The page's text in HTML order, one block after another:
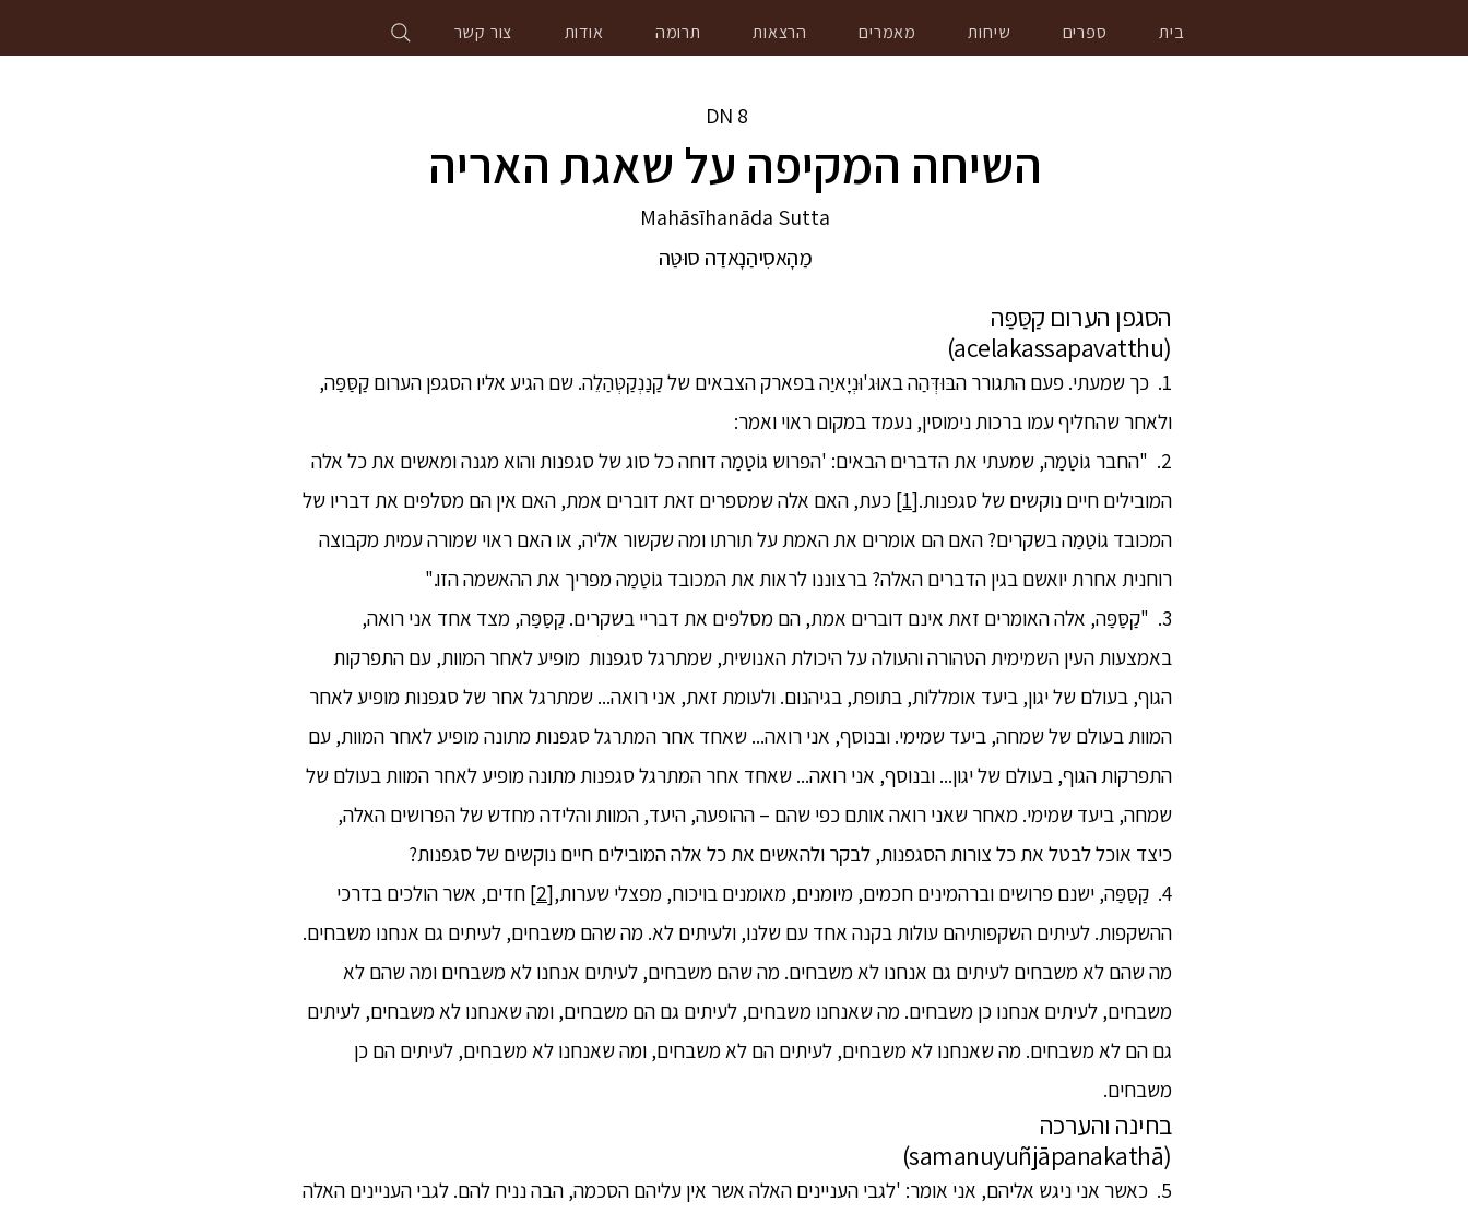
בית ספרים שיחות מאמרים הרצאות תרומה אודות צור קשר
8
DN
השיחה המקיפה על שאגת האריה
Mahāsīhanāda Sutta
מַהָאסִיהַנָאדַה סוּטַּה
הסגפן הערום קַסַּפַּה
(acelakassapavatthu)
1. כך שמעתי. פעם התגורר הבּוּדְּהַה באוּג'וּנְיָאיַה בפארק הצבאים של קַנַנְקַטְּהַלֵה. שם הגיע אליו הסגפן הערום קַסַּפַּה,
ולאחר שהחליף עמו ברכות נימוסין, נעמד במקום ראוי ואמר:
2. "החבר גוֹטַמַה, שמעתי את הדברים הבאים: 'הפרוש גוֹטַמַה דוחה כל סוג של סגפנות והוא מגנה ומאשים את כל אלה
המובילים חיים נוקשים של סגפנות.[1]
כעת, האם אלה שמספרים זאת דוברים אמת, האם אין הם מסלפים את דבריו של
המכובד גוֹטַמַה בשקרים? האם הם אומרים את האמת על תורתו ומה שקשור אליה, או האם ראוי שמורה עמית מקבוצה
רוחנית אחרת יואשם בגין הדברים האלה? ברצוננו לראות את המכובד גוֹטַמַה מפריך את ההאשמה הזו."
3. "קַסַּפַּה, אלה האומרים זאת אינם דוברים אמת, הם מסלפים את דבריי בשקרים. קַסַּפַּה, מצד אחד אני רואה,
באמצעות העין השמימית הטהורה והעולה על היכולת האנושית, שמתרגל סגפנות מופיע לאחר המוות, עם התפרקות
הגוף, בעולם של יגון, ביעד אומללות, בתופת, בגיהנום. ולעומת זאת, אני רואה... שמתרגל אחר של סגפנות מופיע לאחר
המוות בעולם של שמחה, ביעד שמימי. ובנוסף, אני רואה... שאחד אחר המתרגל סגפנות מתונה מופיע לאחר המוות, עם
התפרקות הגוף, בעולם של יגון... ובנוסף, אני רואה... שאחד אחר המתרגל סגפנות מתונה מופיע לאחר המוות בעולם של
שמחה, ביעד שמימי. מאחר שאני רואה אותם כפי שהם – ההופעה, היעד, המוות והלידה מחדש של הפרושים האלה,
כיצד אוכל לבטל את כל צורות הסגפנות, לבקר ולהאשים את כל אלה המובילים חיים נוקשים של סגפנות?
4. קַסַּפַּה, ישנם פרושים וברהמינים חכמים, מיומנים, מאומנים בויכוח, מפצלי שערות,
[2]
חדים, אשר הולכים בדרכי
ההשקפות. לעיתים השקפותיהם עולות בקנה אחד עם שלנו, ולעיתים לא. מה שהם משבחים, לעיתים גם אנחנו משבחים.
מה שהם לא משבחים לעיתים גם אנחנו לא משבחים. מה שהם משבחים, לעיתים אנחנו לא משבחים ומה שהם לא
משבחים, לעיתים אנחנו כן משבחים. מה שאנחנו משבחים, לעיתים גם הם משבחים, ומה שאנחנו לא משבחים, לעיתים
גם הם לא משבחים. מה שאנחנו לא משבחים, לעיתים הם לא משבחים, ומה שאנחנו לא משבחים, לעיתים הם כן
משבחים.
בחינה והערכה
(samanuyuñjāpanakathā)
5. כאשר אני ניגש אליהם, אני אומר: 'לגבי העניינים האלה אשר אין עליהם הסכמה, הבה נניח להם. לגבי העניינים האלה